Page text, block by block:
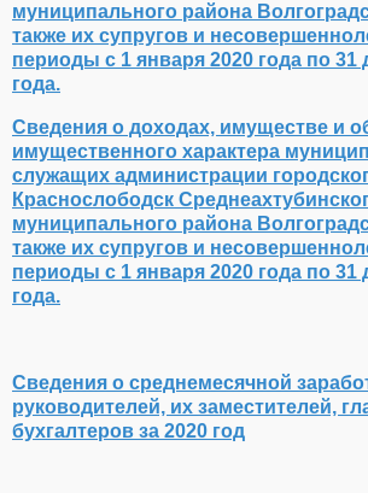
муниципального района
также их супругов и
периоды с 1 января 2020 года по 31
года.
Сведения о доходах, имуществе и
имущественного характера
служащих администрации
Краснослободск
муниципального района
также их супругов и
периоды с 1 января 2020 года по 31
года.
Cведения о среднемесячной
руководителей, их заместителей,
бухгалтеров за 2020 год